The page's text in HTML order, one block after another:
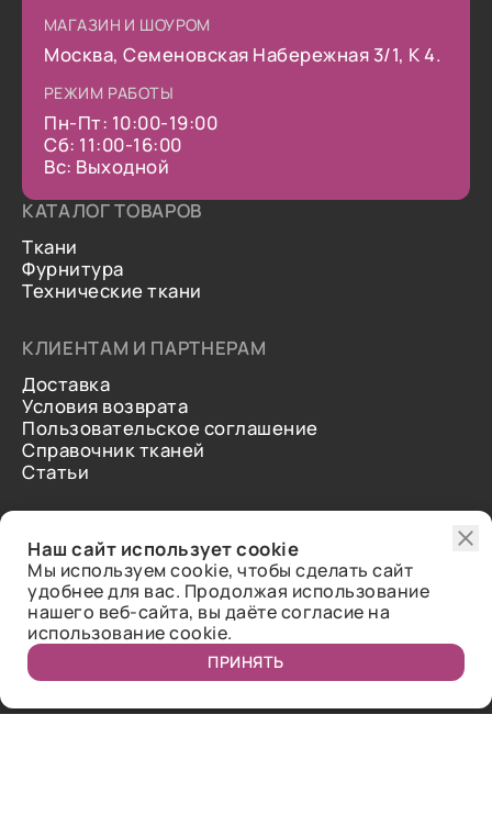
МАГАЗИН И ШОУРОМ
Москва, Семеновская Набережная 3/1, К 4.
РЕЖИМ РАБОТЫ
Пн-Пт: 10:00-19:00
Сб: 11:00-16:00
Вс: Выходной
КАТАЛОГ ТОВАРОВ
Ткани
Фурнитура
Технические ткани
КЛИЕНТАМ И ПАРТНЕРАМ
Доставка
Условия возврата
Пользовательское соглашение
Справочник тканей
Статьи
О нас
Контакты
Отзывы
Наш сайт использует cookie
Мы используем cookie, чтобы сделать сайт
удобнее для вас. Продолжая использование
нашего веб-сайта, вы даёте согласие на
использование cookie.
ПРИНЯТЬ